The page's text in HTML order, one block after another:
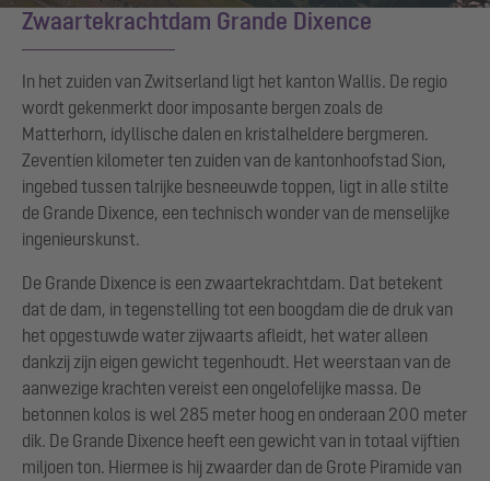
Zwaartekrachtdam Grande Dixence
In het zuiden van Zwitserland ligt het kanton Wallis. De regio
wordt gekenmerkt door imposante bergen zoals de
Matterhorn, idyllische dalen en kristalheldere bergmeren.
Zeventien kilometer ten zuiden van de kantonhoofstad Sion,
ingebed tussen talrijke besneeuwde toppen, ligt in alle stilte
de Grande Dixence, een technisch wonder van de menselijke
ingenieurskunst.
De Grande Dixence is een zwaartekrachtdam. Dat betekent
dat de dam, in tegenstelling tot een boogdam die de druk van
het opgestuwde water zijwaarts afleidt, het water alleen
dankzij zijn eigen gewicht tegenhoudt. Het weerstaan van de
aanwezige krachten vereist een ongelofelijke massa. De
betonnen kolos is wel 285 meter hoog en onderaan 200 meter
dik. De Grande Dixence heeft een gewicht van in totaal vijftien
miljoen ton. Hiermee is hij zwaarder dan de Grote Piramide van